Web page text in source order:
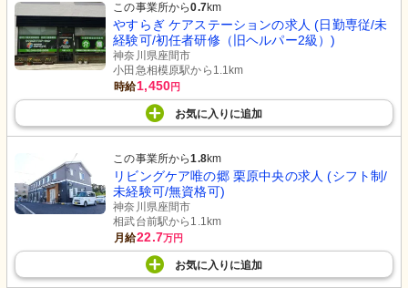
この事業所から0.7km
やすらぎ ケアステーションの求人 (日勤専従/未
経験可/初任者研修（旧ヘルパー2級）)
神奈川県座間市
小田急相模原駅から1.1km
時給1,450円
お気に入り に追加
この事業所から1.8km
リビングケア唯の郷 栗原中央の求人 (シフト制/
未経験可/無資格可)
神奈川県座間市
相武台前駅から1.1km
月給22.7万円
お気に入り に追加